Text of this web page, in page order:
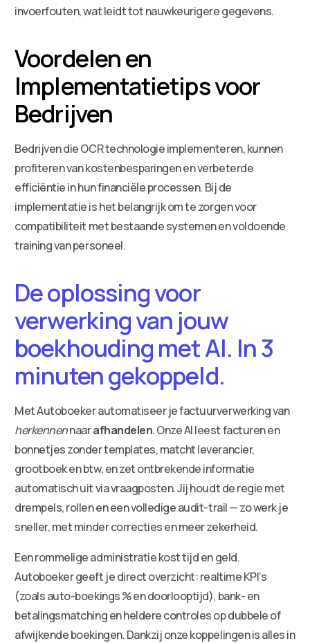
invoerfouten, wat leidt tot nauwkeurigere gegevens.
Voordelen en
Implementatietips voor
Bedrijven
Bedrijven die OCR technologie implementeren, kunnen
profiteren van kostenbesparingen en verbeterde
efficiëntie in hun financiële processen. Bij de
implementatie is het belangrijk om te zorgen voor
compatibiliteit met bestaande systemen en voldoende
training van personeel.
De oplossing voor
verwerking van jouw
boekhouding met AI. In 3
minuten gekoppeld.
Met Autoboeker automatiseer je factuurverwerking van
herkennennaarafhandelen. Onze AI leest facturen en
bonnetjes zonder templates, matcht leverancier,
grootboek en btw, en zet ontbrekende informatie
automatisch uit via vraagposten. Jij houdt de regie met
drempels, rollen en een volledige audit-trail — zo werk je
sneller, met minder correcties en meer zekerheid.
Een rommelige administratie kost tijd en geld.
Autoboeker geeft je direct overzicht: realtime KPI’s
(zoals auto-boekings % en doorlooptijd), bank- en
betalingsmatching en heldere controles op dubbele of
afwijkende boekingen. Dankzij onze koppelingen is alles in